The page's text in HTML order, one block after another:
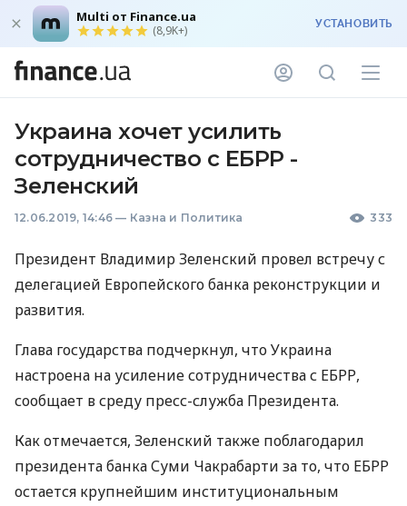
Multi от Finance.ua
(8,9K+) УСТАНОВИТЬ
Украина хочет усилить
сотрудничество с ЕБРР -
Зеленский
12.06.2019, 14:46 — Казна и Политика 333
Президент Владимир Зеленский провел встречу с
делегацией Европейского банка реконструкции и
развития.
Глава государства подчеркнул, что Украина
настроена на усиление сотрудничества с ЕБРР,
сообщает в среду пресс-служба Президента.
Как отмечается, Зеленский также поблагодарил
президента банка Суми Чакрабарти за то, что ЕБРР
остается крупнейшим институциональным